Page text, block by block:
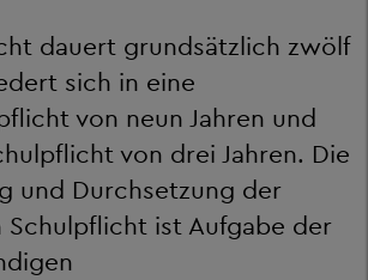
dauert grundsätzlich zwölf
sich in eine
von neun Jahren und
von drei Jahren. Die
und Durchsetzung der
Schulpflicht ist Aufgabe der